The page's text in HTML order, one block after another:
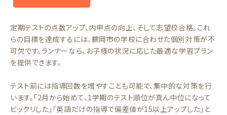
定期テストの点数アップ、内申点の向上、そして志望校合格。これ
らの目標を達成するには、鶴岡市の学校に合わせた個別対策が不
可欠です。ランナーなら、お子様の状況に応じた最適な学習プラン
を提供できます。
テスト前には指導回数を増やすことも可能で、集中的な対策を行
います。「2月から始めて、1学期のテスト順位が真ん中位になって
ビックリした」「英語だけの指導で偏差値が15以上アップした」と